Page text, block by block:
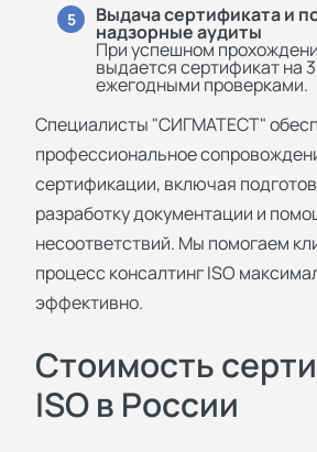
5 Выдача сертификата и
надзорные аудиты
При успешном
выдается сертификат на
ежегодными проверками.
Специалисты "СИГМАТЕСТ"
профессиональное
сертификации, включая
разработку документации и
несоответствий. Мы помогаем
процесс консалтинг ISO
эффективно.
Стоимость
ISO в России